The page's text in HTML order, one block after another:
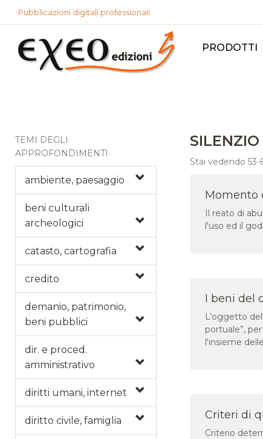
Pubblicazioni digitali professionali
PRODOTTI
Stai vedendo
Momento
Il reato di
l'uso ed il
I beni del
L’oggetto
portuale”,
l'insieme
Criteri di
Criterio
TEMI DEGLI
APPROFONDIMENTI
ambiente, paesaggio
beni culturali
archeologici
catasto, cartografia
credito
demanio, patrimonio,
beni pubblici
dir. e proced.
amministrativo
diritti umani, internet
diritto civile, famiglia